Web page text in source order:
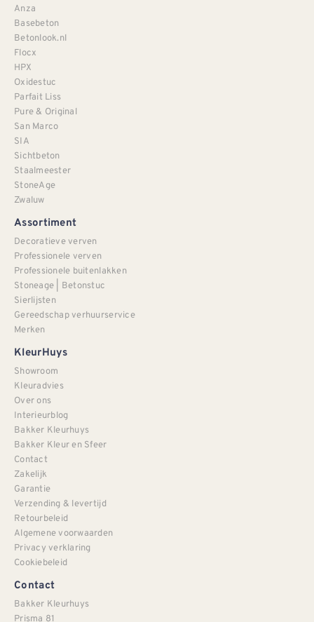
Anza
Basebeton
Betonlook.nl
Flocx
HPX
Oxidestuc
Parfait Liss
Pure & Original
San Marco
SIA
Sichtbeton
Staalmeester
StoneAge
Zwaluw
Assortiment
Decoratieve verven
Professionele verven
Professionele buitenlakken
Stoneage | Betonstuc
Sierlijsten
Gereedschap verhuurservice
Merken
KleurHuys
Showroom
Kleuradvies
Over ons
Interieurblog
Bakker Kleurhuys
Bakker Kleur en Sfeer
Contact
Zakelijk
Garantie
Verzending & levertijd
Retourbeleid
Algemene voorwaarden
Privacy verklaring
Cookiebeleid
Contact
Bakker Kleurhuys
Prisma 81